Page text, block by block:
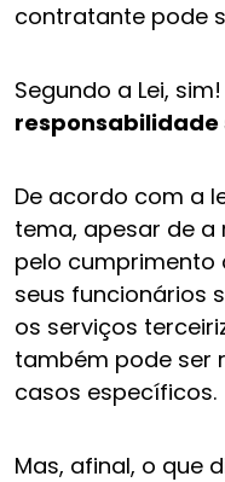
contratante pode
Segundo a Lei,
De acordo com a
tema, apesar de a
pelo cumprimento
seus funcionários
os serviços
também pode ser
casos específicos.
Mas, afinal, o que